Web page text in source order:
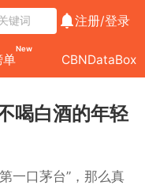
注册/登录
单
New
CBNDataBox
喝白酒的年轻
一口茅台”，那么真